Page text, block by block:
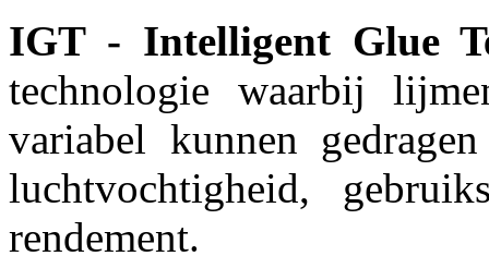
IGT - Intelligent Glue
technologie waarbij
variabel kunnen
luchtvochtigheid,
rendement.